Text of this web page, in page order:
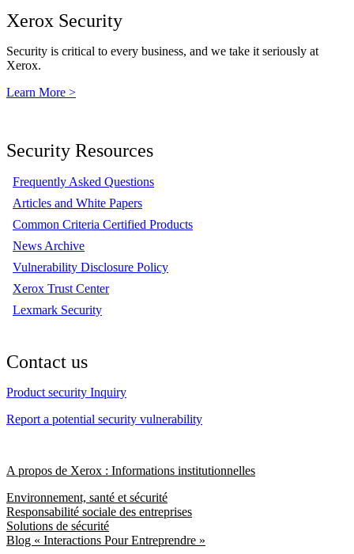
Xerox Security
Security is critical to every business, and we take it seriously at
Xerox.
Learn More >
Security Resources
Frequently Asked Questions
Articles and White Papers
Common Criteria Certified Products
News Archive
Vulnerability Disclosure Policy
Xerox Trust Center
Lexmark Security
Contact us
Product security Inquiry
Report a potential security vulnerability
A propos de Xerox : Informations institutionnelles
Environnement, santé et sécurité
Responsabilité sociale des entreprises
Solutions de sécurité
Blog « Interactions Pour Entreprendre »